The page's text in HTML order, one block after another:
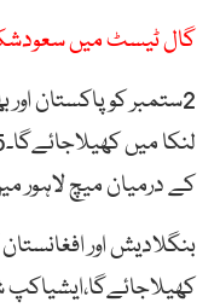
گال ٹیسٹ میں
2ستمبر کوپاکستان
کے درمیان میچ لاہور
بنگلادیش اور